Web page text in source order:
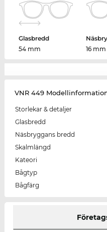
Glasbredd
54 mm
16 mm
VNR 449
Storlekar & detaljer
Glasbredd
Näsbryggans bredd
Skalmlängd
Kateori
Bågtyp
Bågfärg